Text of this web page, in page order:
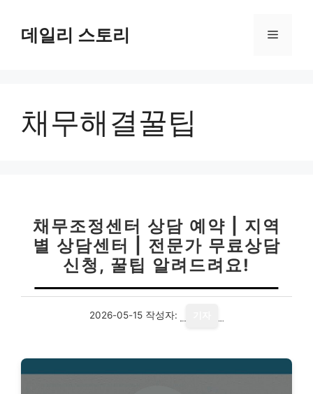
데일리 스토리 메
채무해결꿀팁
채무조정센터 상담 예약 | 지역
별 상담센터 | 전문가 무료상담
신청, 꿀팁 알려드려요!
2026-05-15 작성자: